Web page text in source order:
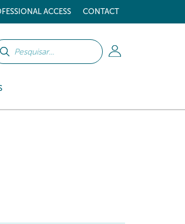
ACCESS CONTACT